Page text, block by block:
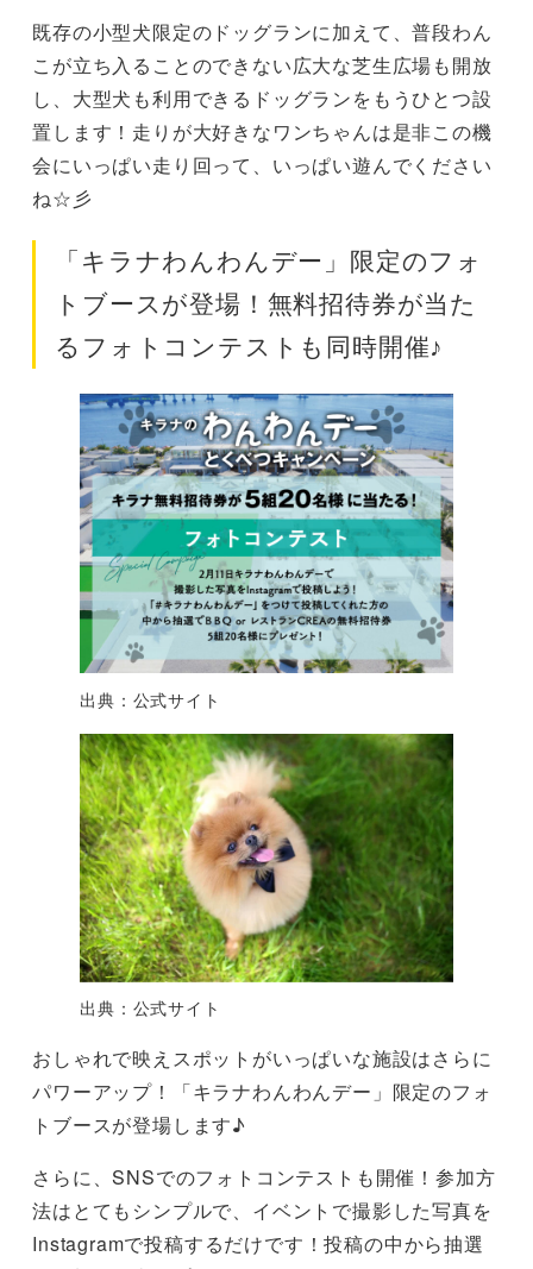
既存の小型犬限定のドッグランに加えて、普段わん
こが立ち入ることのできない広大な芝生広場も開放
し、大型犬も利用できるドッグランをもうひとつ設
置します！走りが大好きなワンちゃんは是非この機
会にいっぱい走り回って、いっぱい遊んでください
ね☆彡
「キラナわんわんデー」限定のフォ
トブースが登場！無料招待券が当た
るフォトコンテストも同時開催♪
出典：公式サイト
出典：公式サイト
おしゃれで映えスポットがいっぱいな施設はさらに
パワーアップ！「キラナわんわんデー」限定のフォ
トブースが登場します♪
さらに、SNSでのフォトコンテストも開催！参加方
法はとてもシンプルで、イベントで撮影した写真を
Instagramで投稿するだけです！投稿の中から抽選